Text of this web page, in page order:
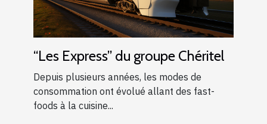
“Les Express” du groupe Chéritel
Depuis plusieurs années, les modes de
consommation ont évolué allant des fast-
foods à la cuisine...